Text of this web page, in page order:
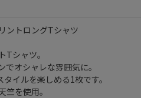
ントロングTシャツ
Tシャツ。
オシャレな雰囲気に。
イルを楽しめる1枚です。
を使用。